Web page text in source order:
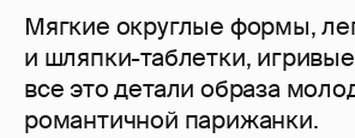
Мягкие округлые формы,
и шляпки-таблетки,
все это детали образа
романтичной парижанки.